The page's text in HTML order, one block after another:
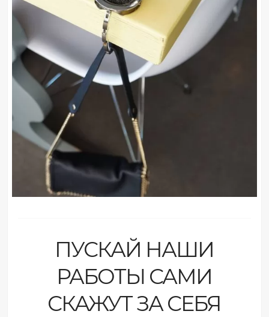
ПУСКАЙ НАШИ
РАБОТЫ САМИ
СКАЖУТ ЗА СЕБЯ